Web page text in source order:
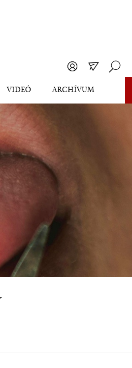
VIDEÓ ARCHÍVUM